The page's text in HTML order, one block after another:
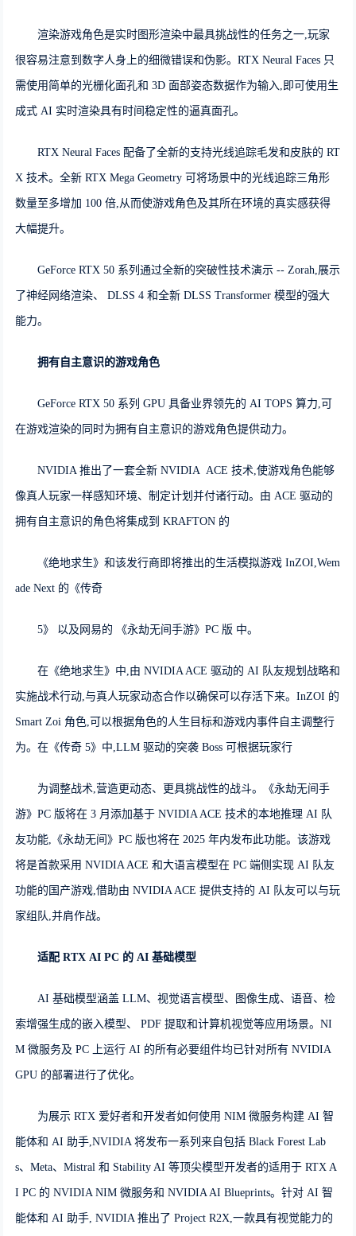
渲染游戏角色是实时图形渲染中最具挑战性的任务之一,玩家
很容易注意到数字人身上的细微错误和伪影。RTX Neural Faces 只
需使用简单的光栅化面孔和 3D 面部姿态数据作为输入,即可使用生
成式 AI 实时渲染具有时间稳定性的逼真面孔。
RTX Neural Faces 配备了全新的支持光线追踪毛发和皮肤的 RT
X 技术。全新 RTX Mega Geometry 可将场景中的光线追踪三角形
数量至多增加 100 倍,从而使游戏角色及其所在环境的真实感获得
大幅提升。
GeForce RTX 50 系列通过全新的突破性技术演示 -- Zorah,展示
了神经网络渲染、 DLSS 4 和全新 DLSS Transformer 模型的强大
能力。
拥有自主意识的游戏角色
GeForce RTX 50 系列 GPU 具备业界领先的 AI TOPS 算力,可
在游戏渲染的同时为拥有自主意识的游戏角色提供动力。
NVIDIA 推出了一套全新 NVIDIA ACE 技术,使游戏角色能够
像真人玩家一样感知环境、制定计划并付诸行动。由 ACE 驱动的
拥有自主意识的角色将集成到 KRAFTON 的
《绝地求生》和该发行商即将推出的生活模拟游戏 InZOI,Wem
ade Next 的《传奇
5》 以及网易的 《永劫无间手游》PC 版 中。
在《绝地求生》中,由 NVIDIA ACE 驱动的 AI 队友规划战略和
实施战术行动,与真人玩家动态合作以确保可以存活下来。InZOI 的
Smart Zoi 角色,可以根据角色的人生目标和游戏内事件自主调整行
为。在《传奇 5》中,LLM 驱动的突袭 Boss 可根据玩家行
为调整战术,营造更动态、更具挑战性的战斗。《永劫无间手
游》PC 版将在 3 月添加基于 NVIDIA ACE 技术的本地推理 AI 队
友功能,《永劫无间》PC 版也将在 2025 年内发布此功能。该游戏
将是首款采用 NVIDIA ACE 和大语言模型在 PC 端侧实现 AI 队友
功能的国产游戏,借助由 NVIDIA ACE 提供支持的 AI 队友可以与玩
家组队,并肩作战。
适配RTX AI PC 的 AI 基础模型
AI 基础模型涵盖 LLM、视觉语言模型、图像生成、语音、检
索增强生成的嵌入模型、 PDF 提取和计算机视觉等应用场景。NI
M 微服务及 PC 上运行 AI 的所有必要组件均已针对所有 NVIDIA
GPU 的部署进行了优化。
为展示 RTX 爱好者和开发者如何使用 NIM 微服务构建 AI 智
能体和 AI 助手,NVIDIA 将发布一系列来自包括 Black Forest Lab
s、Meta、Mistral 和 Stability AI 等顶尖模型开发者的适用于 RTX A
I PC 的 NVIDIA NIM 微服务和 NVIDIA AI Blueprints。针对 AI 智
能体和 AI 助手, NVIDIA 推出了 Project R2X,一款具有视觉能力的